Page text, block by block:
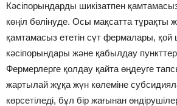
Кәсіпорындарды шикізатпен
көңіл бөлінуде. Осы мақсатта тұрақты
қамтамасыз ететін сүт фермалары,
кәсіпорындары және қабылдау
Фермерлерге қолдау қайта өңдеуге
жартылай жұқа жүн көлеміне
көрсетіледі, бұл бір жағынан